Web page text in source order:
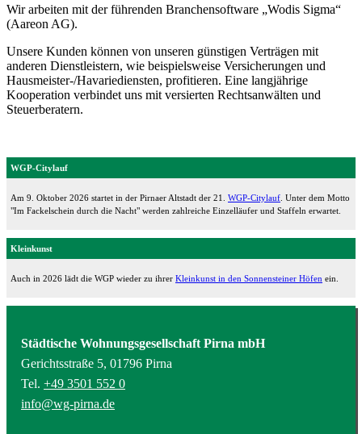
Wir arbeiten mit der führenden Branchensoftware „Wodis Sigma“
(Aareon AG).
Unsere Kunden können von unseren günstigen Verträgen mit
anderen Dienstleistern, wie beispielsweise Versicherungen und
Hausmeister-/Havariediensten, profitieren. Eine langjährige
Kooperation verbindet uns mit versierten Rechtsanwälten und
Steuerberatern.
WGP-Citylauf
Am 9. Oktober 2026 startet in der Pirnaer Altstadt der 21. WGP-Citylauf . Unter dem Motto
"Im Fackelschein durch die Nacht" werden zahlreiche Einzelläufer und Staffeln erwartet.
Kleinkunst
Auch in 2026 lädt die WGP wieder zu ihrer Kleinkunst in den Sonnensteiner Höfen ein.
Städtische Wohnungsgesellschaft Pirna mbH
Gerichtsstraße 5, 01796 Pirna
Tel. +49 3501 552 0
info@wg-pirna.de